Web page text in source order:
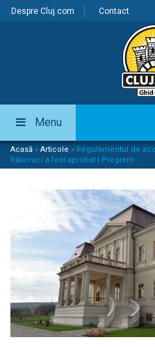
Despre Cluj.com Contact
Menu
Acasă » Articole » Regulamentul de
Răscruci a fost aprobat | Program